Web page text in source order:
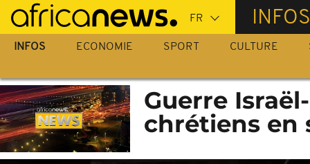
Passer
au
contenu
INFOS
INFOS ECONOMIE SPORT CULTURE
Guerre
chrétiens en